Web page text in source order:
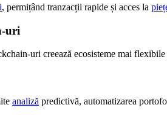
, permițând tranzacții rapide și acces la
uri
uri creează ecosisteme mai
analiză predictivă, automatizarea